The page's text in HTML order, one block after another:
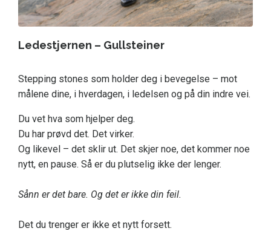
Ledestjernen – Gullsteiner
Stepping stones som holder deg i bevegelse – mot
målene dine, i hverdagen, i ledelsen og på din indre vei.
Du vet hva som hjelper deg.
Du har prøvd det. Det virker.
Og likevel – det sklir ut. Det skjer noe, det kommer noe
nytt, en pause. Så er du plutselig ikke der lenger.
Sånn er det bare. Og det er ikke din feil.
Det du trenger er ikke et nytt forsett.